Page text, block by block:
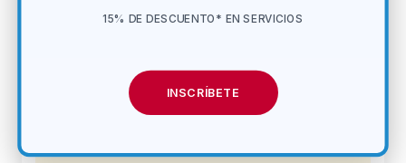
15% DE DESCUENTO* EN SERVICIOS
INSCRÍBETE